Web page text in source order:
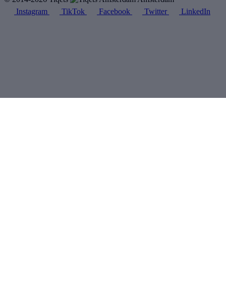
Instagram
TikTok Facebook Twitter LinkedIn